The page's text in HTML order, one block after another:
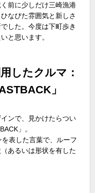
前に少しだけ三崎漁港
なびた雰囲気と新しさ
した。今度は下町歩き
と思います。
したクルマ：
」
ンで、見かけたらつい
」。
を表した言葉で、ルーフ
あるいは形状を有した